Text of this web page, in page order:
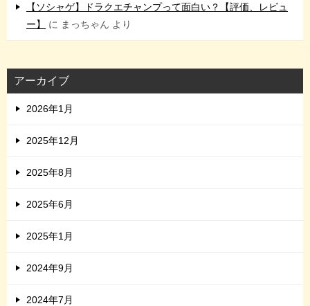
【ソシャゲ】ドラクエチャンプって面白い？【評価、レビュ
ー】
に まっちゃん より
アーカイブ
2026年1月
2025年12月
2025年8月
2025年6月
2025年1月
2024年9月
2024年7月